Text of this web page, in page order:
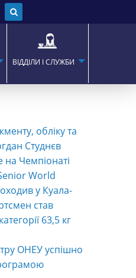
ВІДДІЛИ І СЛУЖБИ
обліку та
Студнєв
Чемпіонаті
World
у Куала-
став
63,5 кг
ОНЕУ успішно